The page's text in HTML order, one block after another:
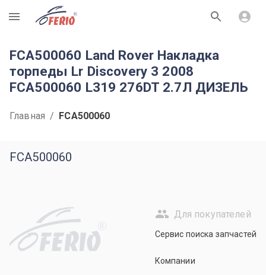
R
FCA500060 Land Rover Накладка
торпеды Lr Discovery 3 2008
FCA500060 L319 276DT 2.7Л ДИЗЕЛЬ
Главная / FCA500060
FCA500060
R
Для покупателей
Сервис поиска запчастей
Компании